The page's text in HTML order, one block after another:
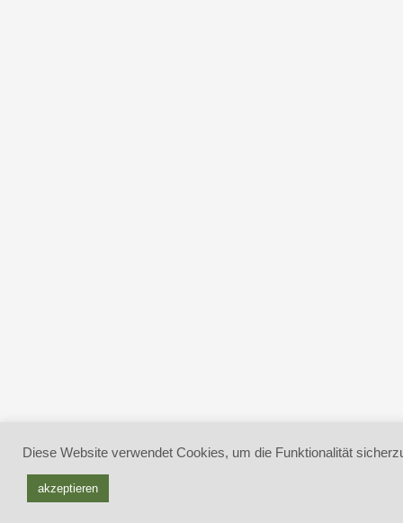
Diese Website verwendet Cookies, um die Funktionalität
akzeptieren